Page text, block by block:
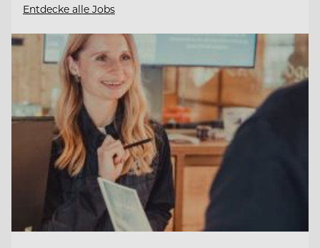
Entdecke alle Jobs